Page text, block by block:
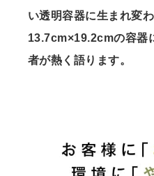
い透明容器に生まれ変わ
13.7cm×19.2cmの容器
者が熱く語ります。